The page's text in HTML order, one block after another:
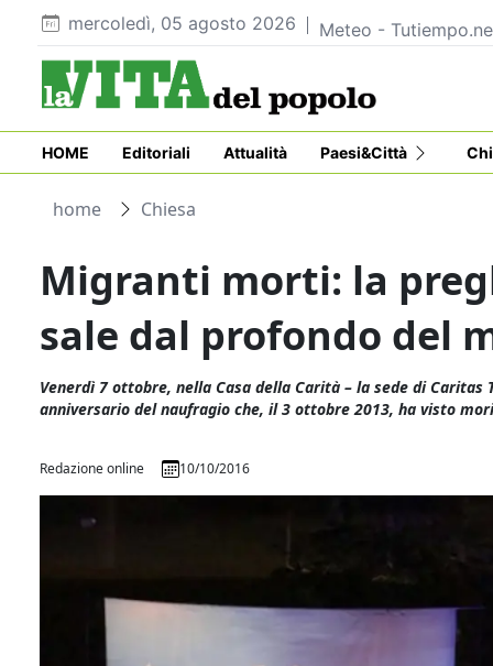
mercoledì, 05 agosto 2026 Meteo -
HOME Editoriali Attualità Paesi&Città
home Chiesa
Migranti morti: la
sale dal profondo del
Venerdì 7 ottobre, nella Casa della Carità – la sede di
anniversario del naufragio che, il 3 ottobre 2013, ha visto
Redazione online 10/10/2016